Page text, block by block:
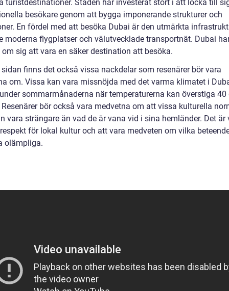
turistdestinationer. Staden har investerat stort i att locka till
besökare genom att bygga imponerande strukturer och
En fördel med att besöka Dubai är den utmärkta
moderna flygplatser och välutvecklade transportnät. Dubai
om sig att vara en säker destination att besöka.
finns det också vissa nackdelar som resenärer bör vara
om. Vissa kan vara missnöjda med det varma klimatet i
sommarmånaderna när temperaturerna kan överstiga 40
Resenärer bör också vara medvetna om att vissa kulturella
vara strängare än vad de är vana vid i sina hemländer. Det är
för lokal kultur och att vara medveten om vilka
olämpliga.